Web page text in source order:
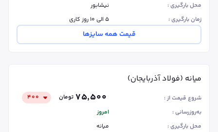
محل بارگیری :
نیشابور
زمان بارگیری :
۵ الی ۱۰ روز کاری
قیمت همه سایزها
میانه (فولاد آذربایجان)
شروع قیمت از : ۷۵٬۵۰۰ تومان
۴۰۰
به‌روزرسانی :
امروز
محل بارگیری :
میانه